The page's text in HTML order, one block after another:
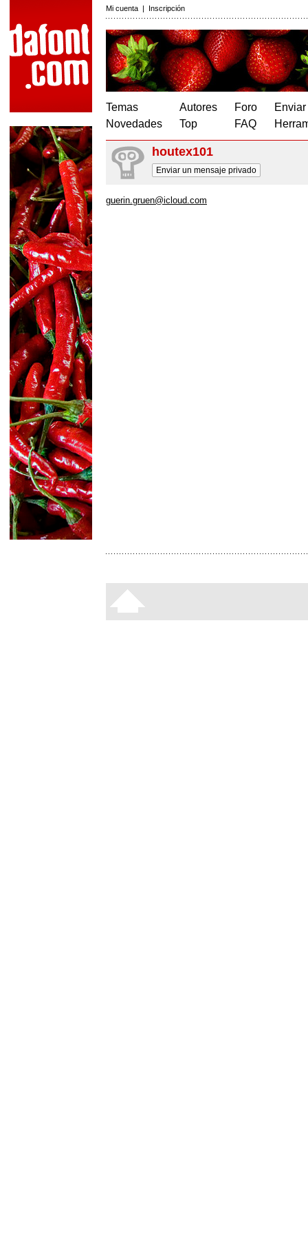
Mi cuenta | Inscripción
Temas
Novedades
Autores
Top
Foro
FAQ
houtex101
Enviar un mensaje privado
guerin.gruen@icloud.com